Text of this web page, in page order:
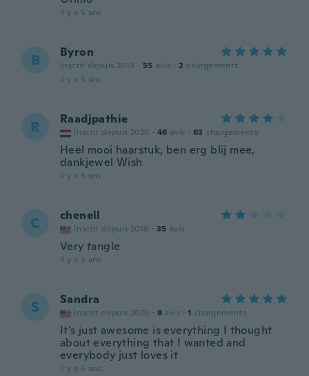
il y a 5 ans
B Byron
Inscrit depuis 2019 · 55 avis · 2 chargements
il y a 5 ans
R Raadjpathie
Inscrit depuis 2020 · 46 avis · 63 chargements
Heel mooi haarstuk, ben erg blij mee,
dankjewel Wish
il y a 5 ans
C chenell
Inscrit depuis 2018 · 35 avis
Very tangle
il y a 5 ans
S Sandra
Inscrit depuis 2020 · 8 avis · 1 chargements
It's just awesome is everything I thought
about everything that I wanted and
everybody just loves it
il y a 5 ans